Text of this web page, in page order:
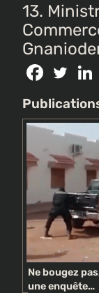
13.
Ne bougez
une enquête…